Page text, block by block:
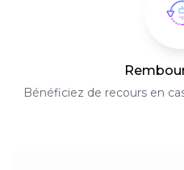
Bénéficiez de recours en